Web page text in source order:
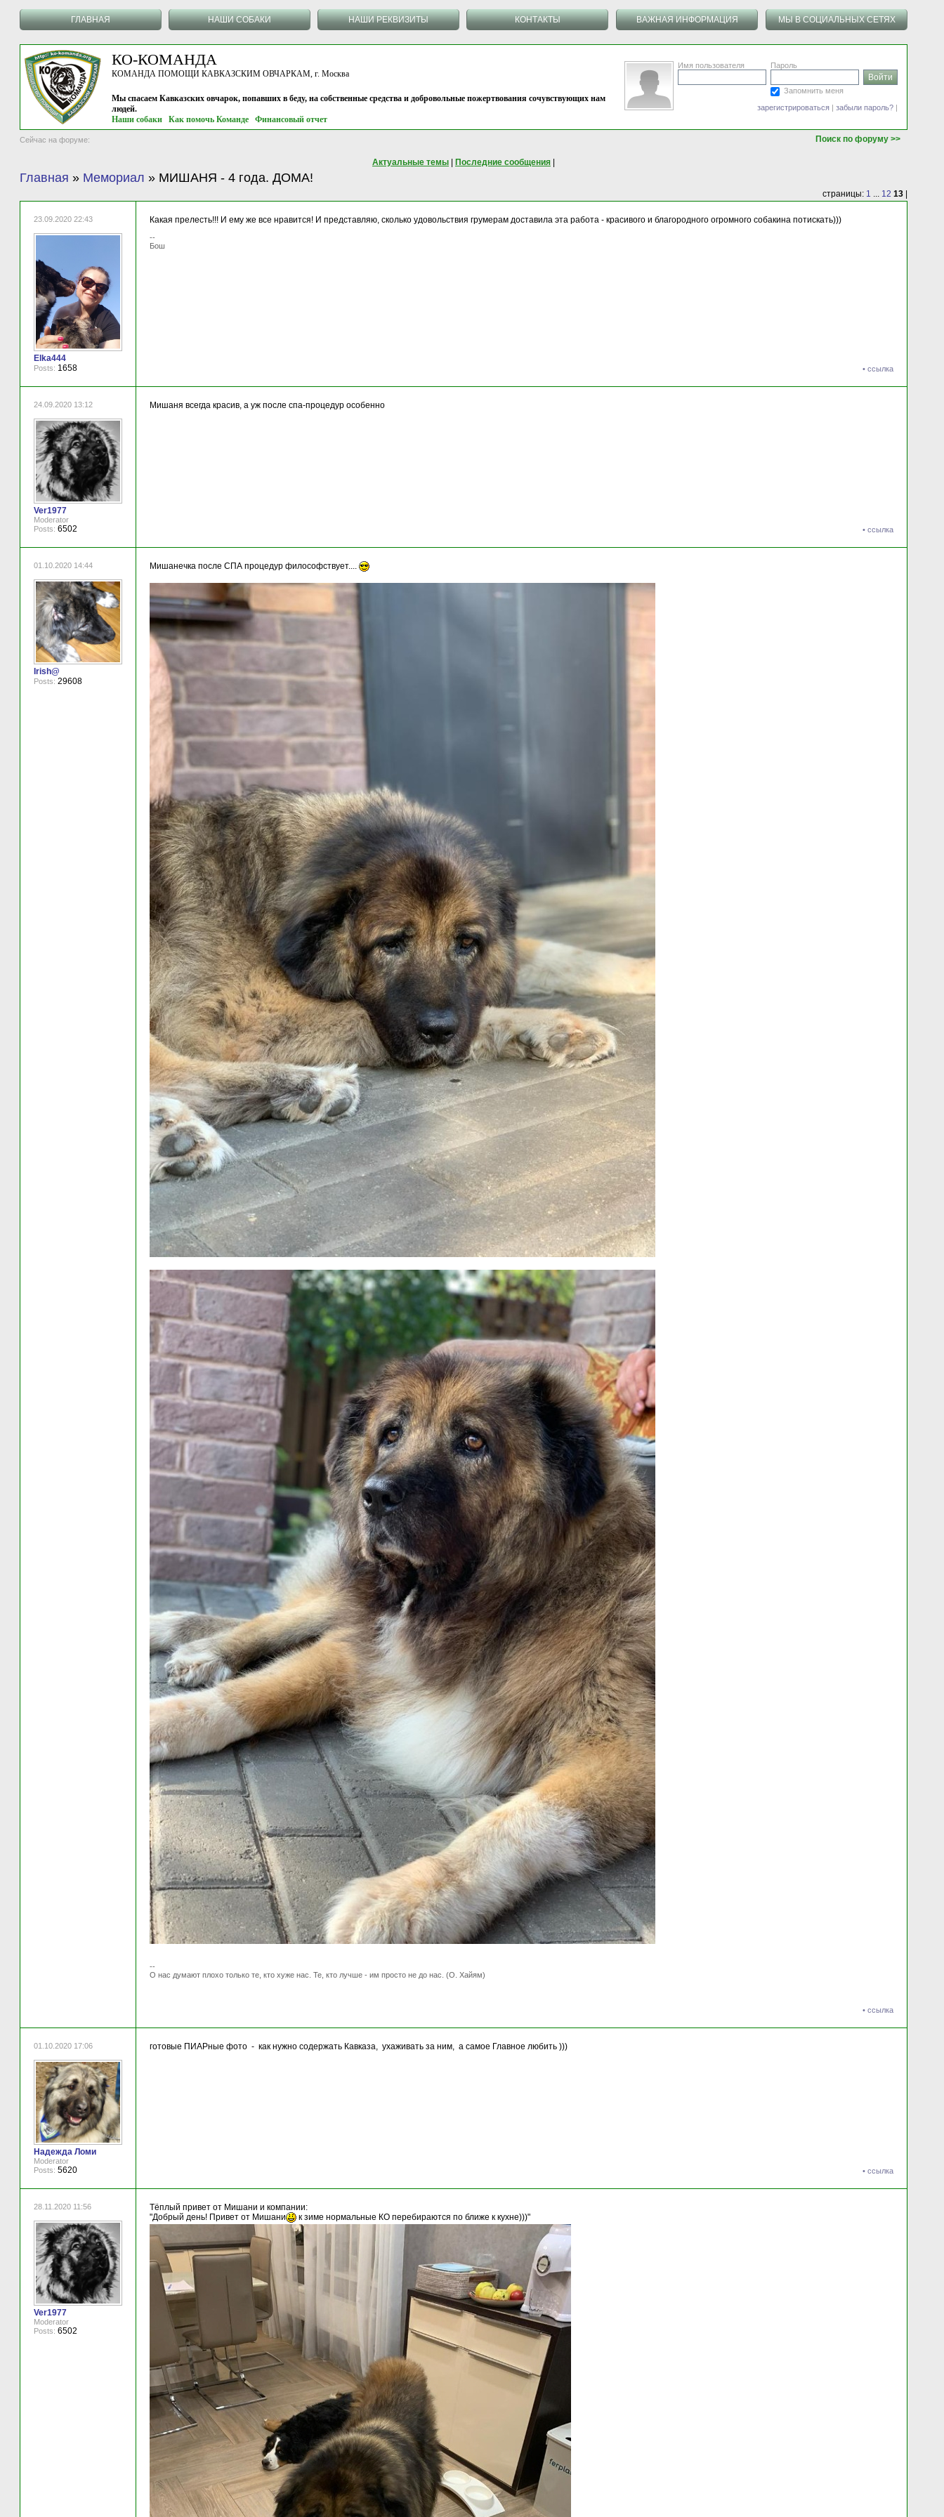
ГЛАВНАЯ НАШИ СОБАКИ НАШИ РЕКВИЗИТЫ КОНТАКТЫ ВАЖНАЯ ИНФОРМАЦИЯ МЫ В СОЦИАЛЬНЫХ СЕТЯХ
КО-КОМАНДА
КОМАНДА ПОМОЩИ КАВКАЗСКИМ ОВЧАРКАМ, г. Москва
Мы спасаем Кавказских овчарок, попавших в беду, на собственные средства и добровольные пожертвования сочувствующих нам
людей.
Наши собаки
Как помочь Команде Финансовый отчет
Имя пользователя Пароль
Запомнить меня
зарегистрироваться | забыли пароль? |
Сейчас на форуме: Поиск по форуму >>
Актуальные темы Последние сообщения
Главная » Мемориал » МИШАНЯ - 4 года. ДОМА!
страницы: 1 ... 12 13
23.09.2020 22:43
Elka444
Posts: 1658
Какая прелесть!!! И ему же все нравится! И представляю, сколько удовольствия грумерам доставила эта работа - красивого и благородного огромного собакина потискать)))
--
Бош
• ссылка
24.09.2020 13:12
Ver1977
Moderator
Posts: 6502
Мишаня всегда красив, а уж после спа-процедур особенно
• ссылка
01.10.2020 14:44
Irish@
Posts: 29608
Мишанечка после СПА процедур философствует....
--
О нас думают плохо только те, кто хуже нас. Те, кто лучше - им просто не до нас. (О. Хайям)
• ссылка
01.10.2020 17:06
Надежда Ломи
Moderator
Posts: 5620
готовые ПИАРные фото - как нужно содержать Кавказа, ухаживать за ним, а самое Главное любить )))
• ссылка
28.11.2020 11:56
Ver1977
Moderator
Posts: 6502
Тёплый привет от Мишани и компании:
"Добрый день! Привет от Мишани
к зиме нормальные КО перебираются по ближе к кухне)))"